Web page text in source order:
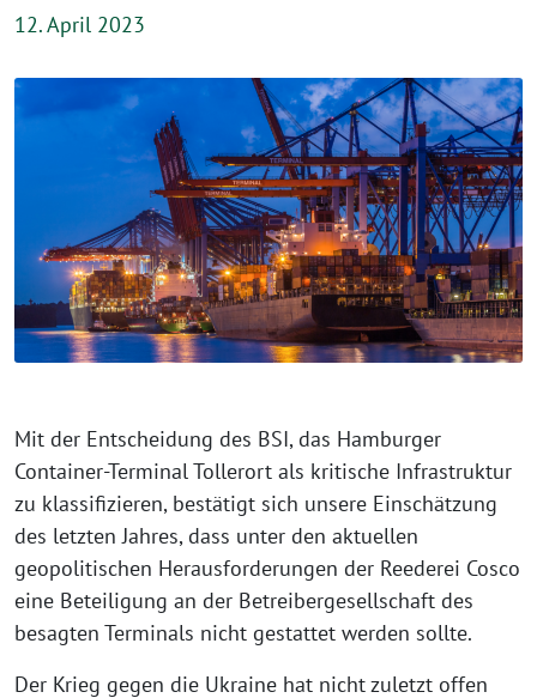
12. April 2023
Mit der Entscheidung des BSI, das Hamburger
Container-Terminal Tollerort als kritische Infrastruktur
zu klassifizieren, bestätigt sich unsere Einschätzung
des letzten Jahres, dass unter den aktuellen
geopolitischen Herausforderungen der Reederei Cosco
eine Beteiligung an der Betreibergesellschaft des
besagten Terminals nicht gestattet werden sollte.
Der Krieg gegen die Ukraine hat nicht zuletzt offen